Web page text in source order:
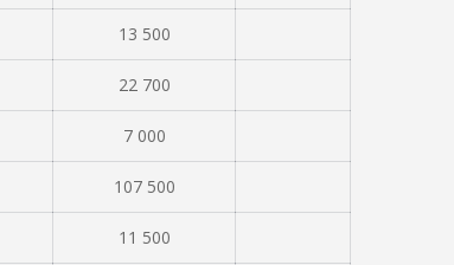
13 500
22 700
7 000
107 500
11 500